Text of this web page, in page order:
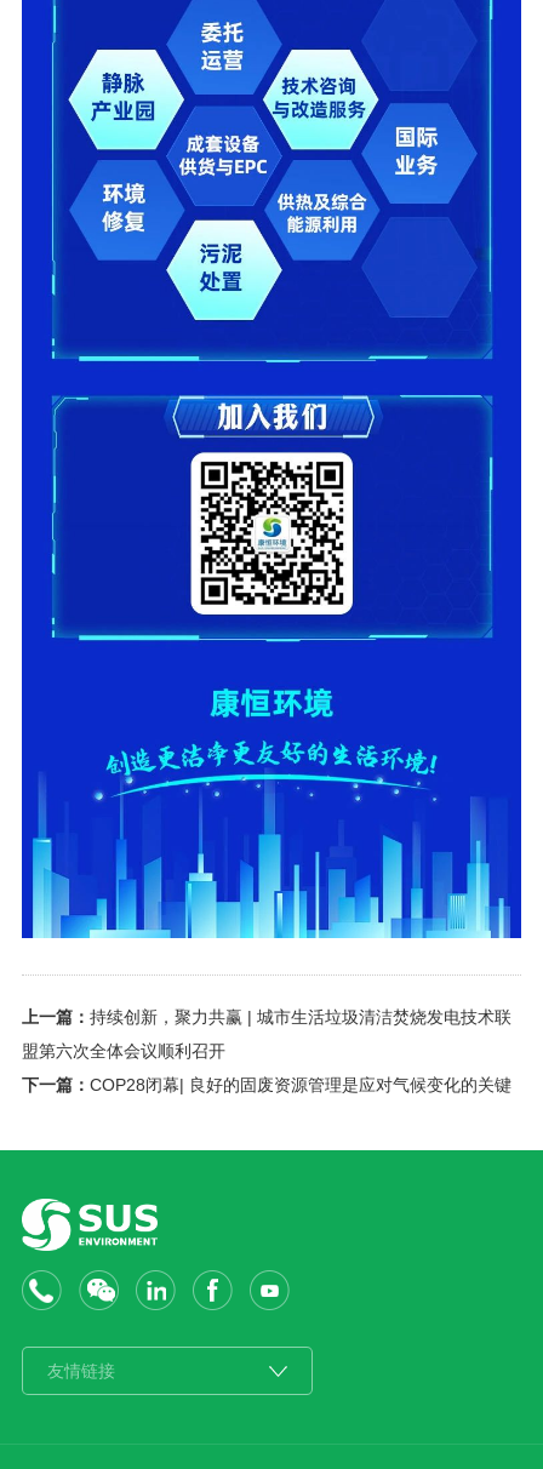
上一篇： 持续创新，聚力共赢 | 城市生活垃圾清洁焚烧发电技术联
盟第六次全体会议顺利召开
下一篇： COP28闭幕| 良好的固废资源管理是应对气候变化的关键